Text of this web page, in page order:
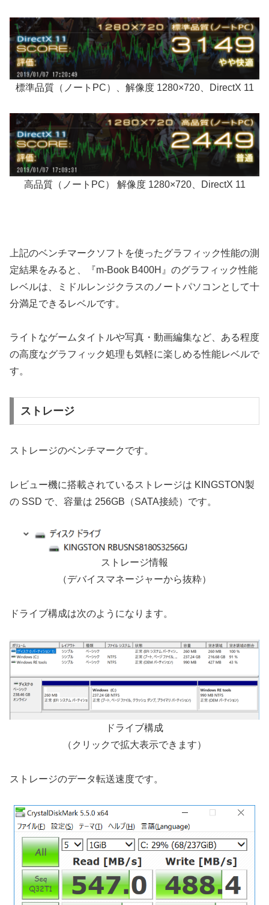
標準品質（ノートPC）、解像度 1280×720、DirectX 11
高品質（ノートPC） 解像度 1280×720、DirectX 11
上記のベンチマークソフトを使ったグラフィック性能の測
定結果をみると、『m-Book B400H』のグラフィック性能
レベルは、ミドルレンジクラスのノートパソコンとして十
分満足できるレベルです。
ライトなゲームタイトルや写真・動画編集など、ある程度
の高度なグラフィック処理も気軽に楽しめる性能レベルで
す。
ストレージ
ストレージのベンチマークです。
レビュー機に搭載されているストレージは KINGSTON製
の SSD で、容量は 256GB（SATA接続）です。
ストレージ情報
（デバイスマネージャーから抜粋）
ドライブ構成は次のようになります。
ドライブ構成
（クリックで拡大表示できます）
ストレージのデータ転送速度です。